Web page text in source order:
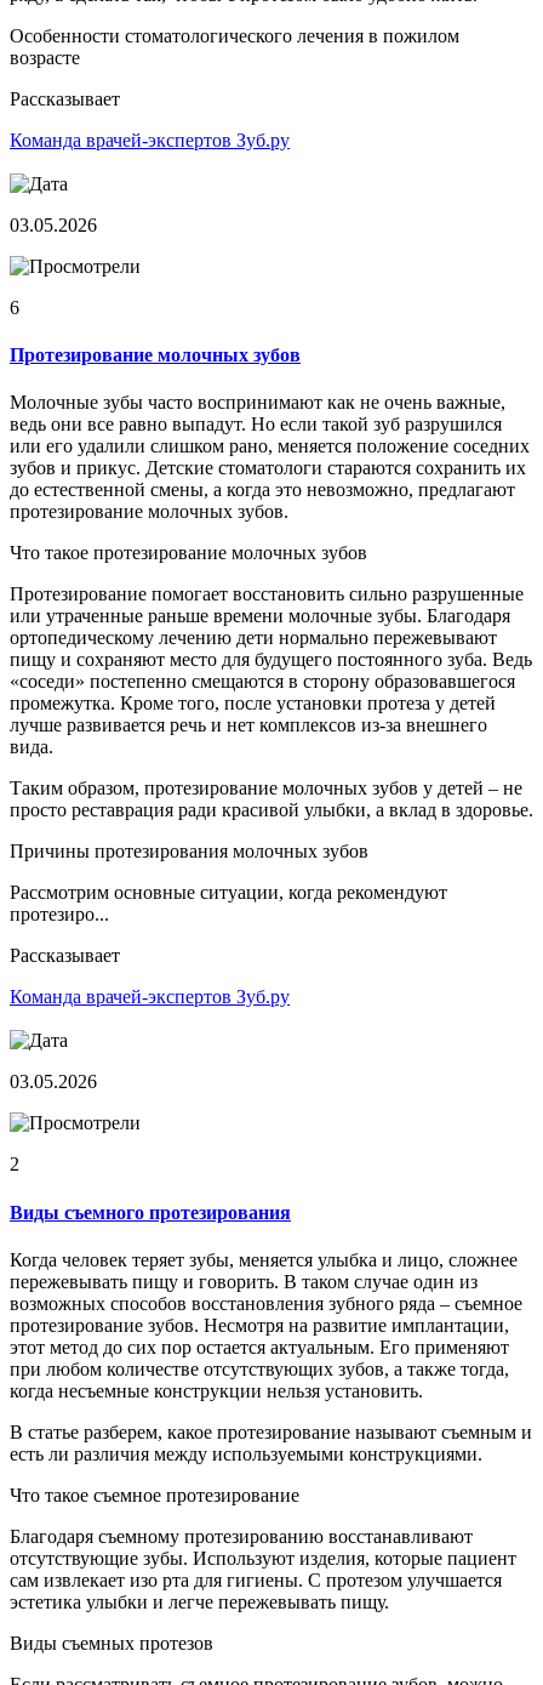
Особенности стоматологического лечения в пожилом
возрасте
Рассказывает
Команда врачей-экспертов Зуб.ру
03.05.2026
6
Протезирование молочных зубов
Молочные зубы часто воспринимают как не очень важные,
ведь они все равно выпадут. Но если такой зуб разрушился
или его удалили слишком рано, меняется положение соседних
зубов и прикус. Детские стоматологи стараются сохранить их
до естественной смены, а когда это невозможно, предлагают
протезирование молочных зубов.
Что такое протезирование молочных зубов
Протезирование помогает восстановить сильно разрушенные
или утраченные раньше времени молочные зубы. Благодаря
ортопедическому лечению дети нормально пережевывают
пищу и сохраняют место для будущего постоянного зуба. Ведь
«соседи» постепенно смещаются в сторону образовавшегося
промежутка. Кроме того, после установки протеза у детей
лучше развивается речь и нет комплексов из-за внешнего
вида.
Таким образом, протезирование молочных зубов у детей – не
просто реставрация ради красивой улыбки, а вклад в здоровье.
Причины протезирования молочных зубов
Рассмотрим основные ситуации, когда рекомендуют
протезиро...
Рассказывает
Команда врачей-экспертов Зуб.ру
03.05.2026
2
Виды съемного протезирования
Когда человек теряет зубы, меняется улыбка и лицо, сложнее
пережевывать пищу и говорить. В таком случае один из
возможных способов восстановления зубного ряда – съемное
протезирование зубов. Несмотря на развитие имплантации,
этот метод до сих пор остается актуальным. Его применяют
при любом количестве отсутствующих зубов, а также тогда,
когда несъемные конструкции нельзя установить.
В статье разберем, какое протезирование называют съемным и
есть ли различия между используемыми конструкциями.
Что такое съемное протезирование
Благодаря съемному протезированию восстанавливают
отсутствующие зубы. Используют изделия, которые пациент
сам извлекает изо рта для гигиены. С протезом улучшается
эстетика улыбки и легче пережевывать пищу.
Виды съемных протезов